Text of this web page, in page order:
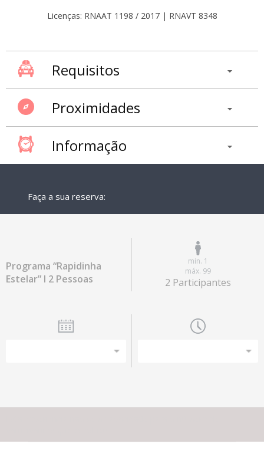
Licenças: RNAAT 1198 / 2017 | RNAVT 8348
Requisitos
Proximidades
Informação
Faça a sua reserva:
Programa “Rapidinha
Estelar” I 2 Pessoas
min. 1
máx. 99
2 Participantes